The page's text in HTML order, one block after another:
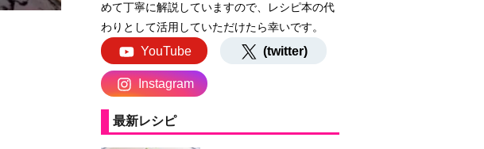
めて丁寧に解説していますので、レシピ本の代
わりとして活用していただけたら幸いです。
YouTube (twitter)
Instagram
最新レシピ